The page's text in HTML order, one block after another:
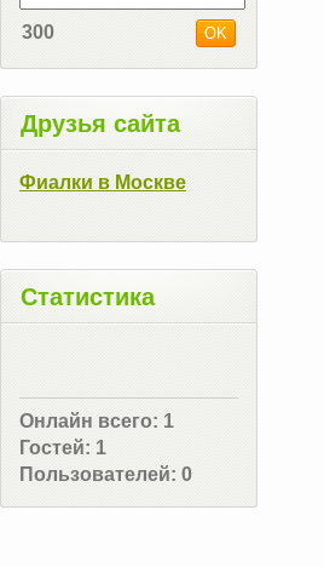
300
Друзья сайта
Фиалки в Москве
Статистика
Онлайн всего: 1
Гостей: 1
Пользователей: 0